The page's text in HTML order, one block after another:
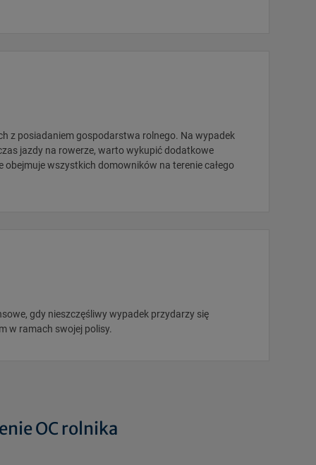
z posiadaniem gospodarstwa rolnego. Na wypadek
jazdy na rowerze, warto wykupić dodatkowe
wszystkich domowników na terenie całego
gdy nieszczęśliwy wypadek przydarzy się
w ramach swojej polisy.
OC rolnika